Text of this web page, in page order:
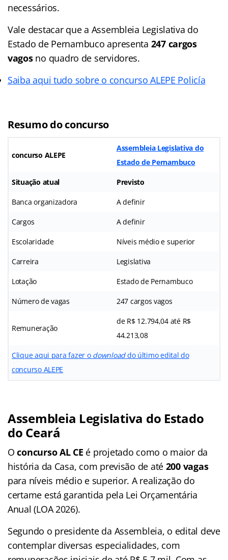
necessários.
Vale destacar que a Assembleia Legislativa do
Estado de Pernambuco apresenta 247 cargos
vagos no quadro de servidores.
Saiba aqui tudo sobre o concurso ALEPE Policía
Resumo do concurso
concurso ALEPE
Assembleia Legislativa do
Estado de Pernambuco
Situação atual Previsto
Banca organizadora A definir
Cargos A definir
Escolaridade Níveis médio e superior
Carreira Legislativa
Lotação Estado de Pernambuco
Número de vagas 247 cargos vagos
Remuneração
de R$ 12.794,04 até R$
44.213,08
Clique aqui para fazer o downloaddo último edital do
concurso ALEPE
Assembleia Legislativa do Estado
do Ceará
Oconcurso AL CE é projetado como o maior da
história da Casa, com previsão de até 200 vagas
para níveis médio e superior. A realização do
certame está garantida pela Lei Orçamentária
Anual (LOA 2026).
Segundo o presidente da Assembleia, o edital deve
contemplar diversas especialidades, com